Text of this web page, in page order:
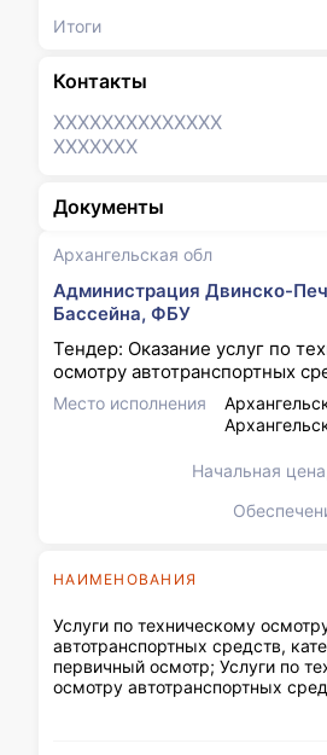
Архангельская обл
Администрация Двинско-
Бассейна, ФБУ
Тендер: Оказание услуг по
осмотру автотранспортных
Место исполнения
Начальная
НАИМЕНОВАНИЯ
Услуги по техническому
автотранспортных средств,
первичный осмотр; Услуги по
осмотру автотранспортных
Итоги
Контакты
XXXXXXXXXXXXXX
XXXXXXX
Документы